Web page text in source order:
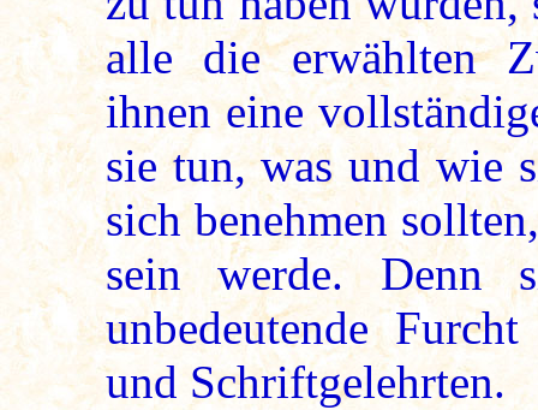
alle die erwählten
ihnen eine
sie tun, was und wie
sich benehmen
sein werde. Denn
unbedeutende
und Schriftgelehrten.